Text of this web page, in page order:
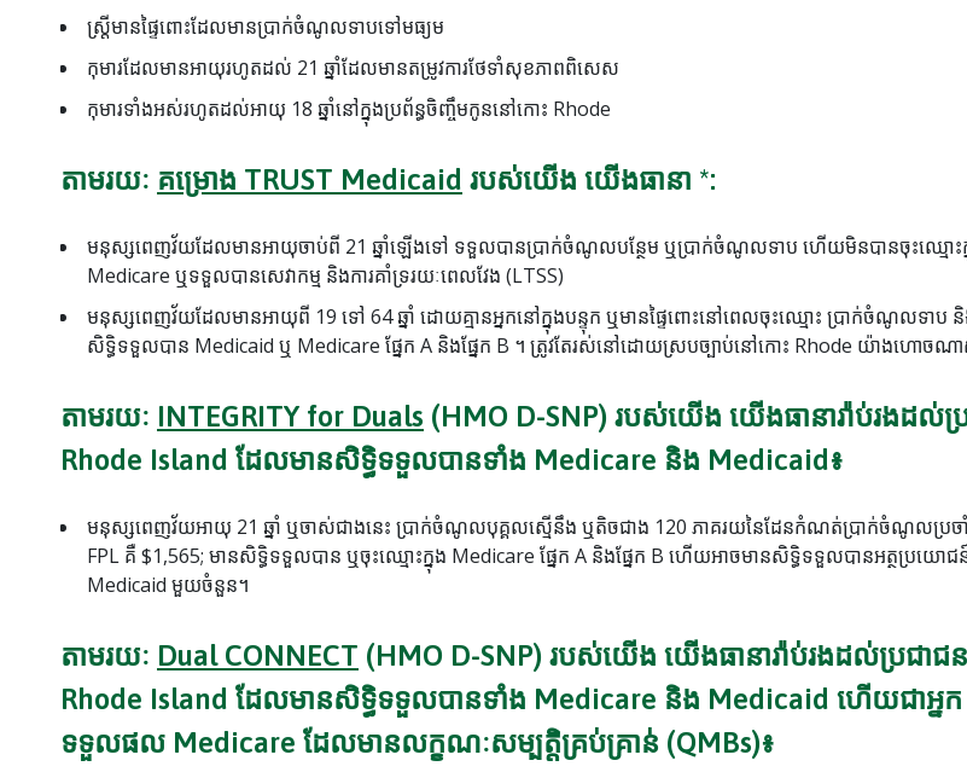
ស្ត្រីមានផ្ទៃពោះដែលមានប្រាក់ចំណូលទាបទៅមធ្យម
កុមារដែលមានអាយុរហូតដល់ 21 ឆ្នាំដែលមានតម្រូវការថែទាំសុខភាពពិសេស
កុមារទាំងអស់រហូតដល់អាយុ 18 ឆ្នាំនៅក្នុងប្រព័ន្ធចិញ្ចឹមកូននៅកោះ Rhode
តាមរយៈ គម្រោង TRUST Medicaid របស់យើង យើងធានា *:
មនុស្សពេញវ័យដែលមានអាយុចាប់ពី 21 ឆ្នាំឡើងទៅ ទទួលបានប្រាក់ចំណូលបន្ថែម ឬប្រាក់ចំណូលទាប ហើយមិនបានចុះឈ្មោះ
Medicare ឬទទួលបានសេវាកម្ម និងការគាំទ្ររយៈពេលវែង (LTSS)
មនុស្សពេញវ័យដែលមានអាយុពី 19 ទៅ 64 ឆ្នាំ ដោយគ្មានអ្នកនៅក្នុងបន្ទុក ឬមានផ្ទៃពោះនៅពេលចុះឈ្មោះ ប្រាក់ចំណូលទាប
សិទ្ធិទទួលបាន Medicaid ឬ Medicare ផ្នែក A និងផ្នែក B ។ ត្រូវតែរស់នៅដោយស្របច្បាប់នៅកោះ Rhode យ៉ាងហោចណា
តាមរយៈ INTEGRITY for Duals (HMO D-SNP) របស់យើង យើងធានារ៉ាប់រងដល់ប្
Rhode Island ដែលមានសិទ្ធិទទួលបានទាំង Medicare និង Medicaid៖
មនុស្សពេញវ័យអាយុ 21 ឆ្នាំ ឬចាស់ជាងនេះ ប្រាក់ចំណូលបុគ្គលស្មើនឹង ឬតិចជាង 120 ភាគរយនៃដែនកំណត់ប្រាក់ចំណូលប្រច
FPL គឺ $1,565; មានសិទ្ធិទទួលបាន ឬចុះឈ្មោះក្នុង Medicare ផ្នែក A និងផ្នែក B ហើយអាចមានសិទ្ធិទទួលបានអត្ថប្រយោជ
Medicaid មួយចំនួន។
តាមរយៈ Dual CONNECT (HMO D-SNP) របស់យើង យើងធានារ៉ាប់រងដល់ប្រជាជន
Rhode Island ដែលមានសិទ្ធិទទួលបានទាំង Medicare និង Medicaid ហើយជាអ្នក
ទទួលផល Medicare ដែលមានលក្ខណៈសម្បត្តិគ្រប់គ្រាន់ (QMBs)៖